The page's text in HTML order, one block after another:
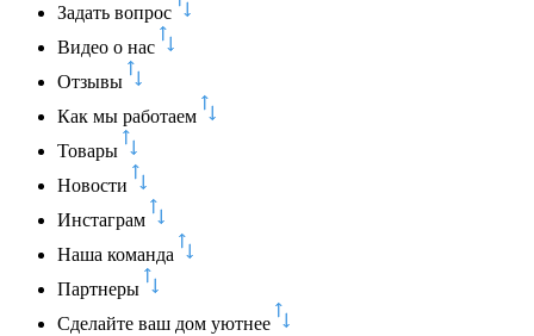
Задать вопрос
Видео о нас
Отзывы
Как мы работаем
Товары
Новости
Инстаграм
Наша команда
Партнеры
Сделайте ваш дом уютнее